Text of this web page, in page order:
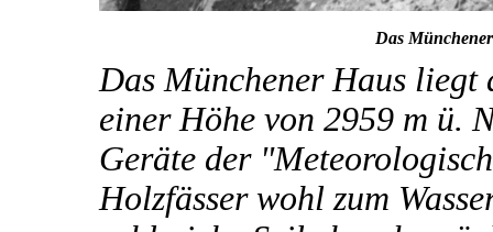
Das
Das Münchener Haus liegt
einer Höhe von 2959 m ü.
Geräte der
Holzfässer wohl zum